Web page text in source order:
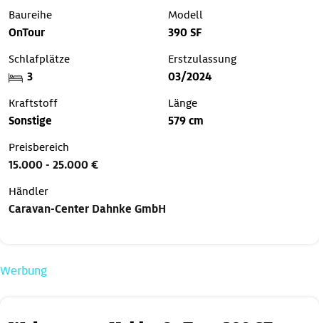
Baureihe
OnTour
Modell
390 SF
Schlafplätze
3
Erstzulassung
03/2024
Kraftstoff
Sonstige
Länge
579 cm
Preisbereich
15.000 - 25.000 €
Händler
Caravan-Center Dahnke GmbH
Werbung